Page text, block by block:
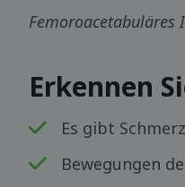
Femoroacetabuläres
Erkennen
Es gibt
Bewegungen